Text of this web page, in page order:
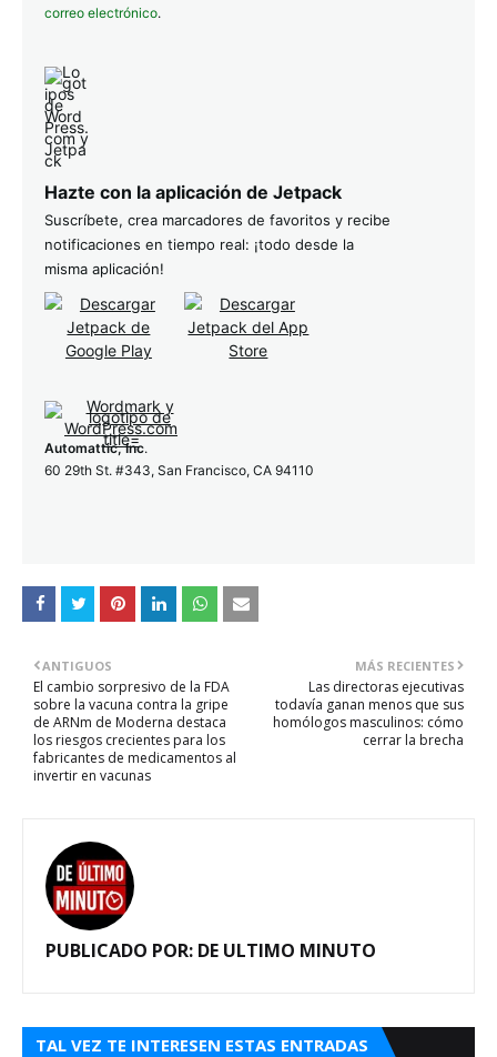
correo electrónico.
Hazte con la aplicación de Jetpack
Suscríbete, crea marcadores de favoritos y recibe
notificaciones en tiempo real: ¡todo desde la
misma aplicación!
Automattic, Inc.
60 29th St. #343, San Francisco, CA 94110
MÁS RECIENTES
Las directoras ejecutivas
todavía ganan menos que sus
homólogos masculinos: cómo
cerrar la brecha
ANTIGUOS
El cambio sorpresivo de la FDA
sobre la vacuna contra la gripe
de ARNm de Moderna destaca
los riesgos crecientes para los
fabricantes de medicamentos al
invertir en vacunas
PUBLICADO POR: DE ULTIMO MINUTO
TAL VEZ TE INTERESEN ESTAS ENTRADAS